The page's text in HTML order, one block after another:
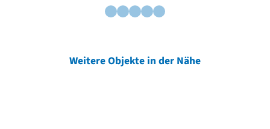
Weitere Objekte in der Nähe